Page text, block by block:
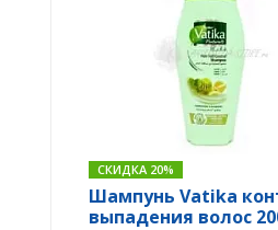
СКИДКА 20%
Шампунь Vatika
выпадения волос